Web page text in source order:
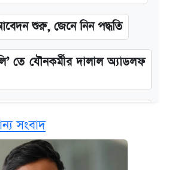
শুরু, জেনে নিন পদ্ধতি
তে যৌনকর্মীর দালাল অ্যাডলফ
ভর্তি আবেদন, জানাল কর্তৃপক্ষ
সংবাদ